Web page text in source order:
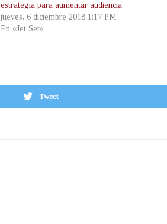
estrategia para aumentar audiencia
jueves, 6 diciembre 2018 1:17 PM
En «Jet Set»
Tweet